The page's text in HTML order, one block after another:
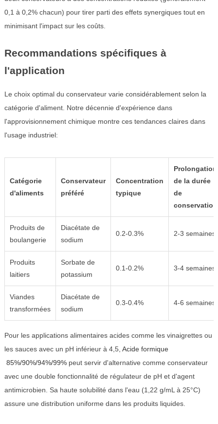
0,1 à 0,2% chacun) pour tirer parti des effets synergiques tout en
minimisant l'impact sur les coûts.
Recommandations spécifiques à
l'application
Le choix optimal du conservateur varie considérablement selon la
catégorie d'aliment. Notre décennie d'expérience dans
l'approvisionnement chimique montre ces tendances claires dans
l'usage industriel:
Catégorie
d'aliments
Conservateur
préféré
Concentration
typique
Prolongation
de la durée
de
conservation
Produits de
boulangerie
Diacétate de
sodium
0.2-0.3% 2-3 semaines
Produits
laitiers
Sorbate de
potassium
0.1-0.2% 3-4 semaines
Viandes
transformées
Diacétate de
sodium
0.3-0.4% 4-6 semaines
Pour les applications alimentaires acides comme les vinaigrettes ou
les sauces avec un pH inférieur à 4,5, Acide formique
85%/90%/94%/99%peut servir d'alternative comme conservateur
avec une double fonctionnalité de régulateur de pH et d'agent
antimicrobien. Sa haute solubilité dans l'eau (1,22 g/mL à 25°C)
assure une distribution uniforme dans les produits liquides.